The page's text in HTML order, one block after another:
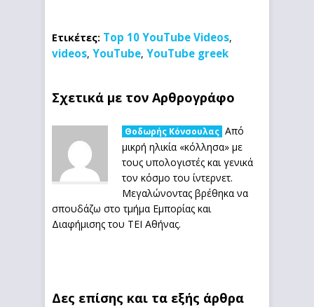
Ετικέτες: Top 10 YouTube Videos,
videos, YouTube, YouTube greek
Σχετικά με τον Αρθρογράφο
Θοδωρής Κόνσουλας Από
μικρή ηλικία «κόλλησα» με
τους υπολογιστές και γενικά
τον κόσμο του ίντερνετ.
Μεγαλώνοντας βρέθηκα να
σπουδάζω στο τμήμα Εμπορίας και
Διαφήμισης του ΤΕΙ Αθήνας.
Δες επίσης και τα εξής άρθρα